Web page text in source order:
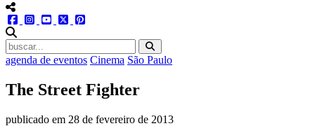
menu redes social
facebookinstagram
youtube
twitter
agenda de eventos Cinema São Paulo
The Street Fighter
publicado em 28 de fevereiro de 2013